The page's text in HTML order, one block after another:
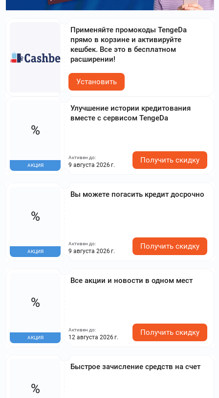
Применяйте промокоды TengeDa
прямо в корзине и активируйте
кешбек. Все это в бесплатном
расширении!
Установить
Улучшение истории кредитования
вместе с сервисом TengeDa
%
АКЦИЯ
Активен до:
9 августа 2026 г.
Получить скидку
Вы можете погасить кредит досрочно
%
АКЦИЯ
Активен до:
9 августа 2026 г.
Получить скидку
Все акции и новости в одном мест
%
АКЦИЯ
Активен до:
12 августа 2026 г.
Получить скидку
Быстрое зачисление средств на счет
%